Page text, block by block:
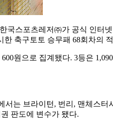
스포츠레저㈜가 공식 인터넷
축구토토 승무패 68회차의
원으로 집계됐다. 3등은
는 브라이턴, 번리, 맨체스터
판도에 변수가 됐다.